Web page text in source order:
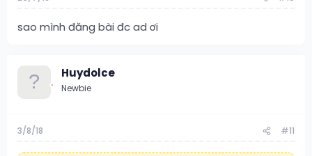
sao mình đăng bài đc ad ơi
Huydolce
Newbie
3/8/18 #11